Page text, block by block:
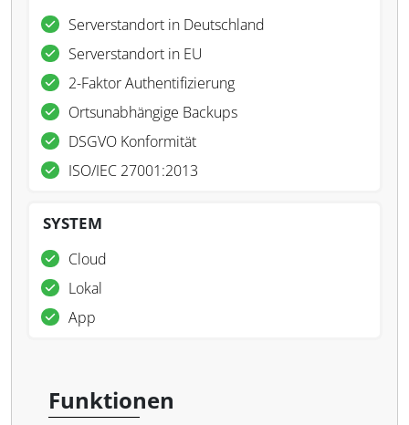
Serverstandort in Deutschland
Serverstandort in EU
2-Faktor Authentifizierung
Ortsunabhängige Backups
DSGVO Konformität
ISO/IEC 27001:2013
SYSTEM
Cloud
Lokal
App
Funktionen